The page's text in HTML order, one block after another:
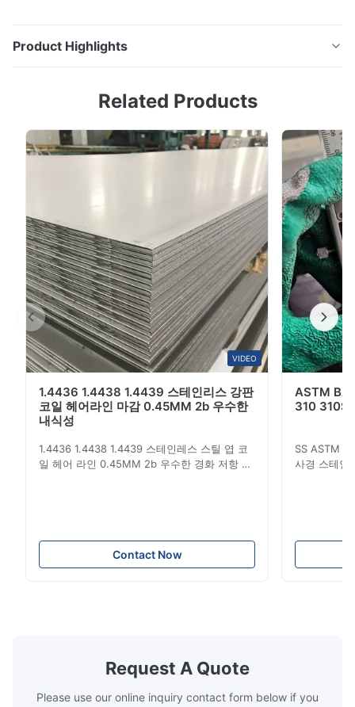
Product Highlights
장식용 엽판에 대한 고강도 제품 설명 304 스테인리스 스
다.304 스테인리스 시트는 많은 화학적 부식 물질뿐만 아
니라 산업 대기 및 해양 환경에 대한 좋은 부식 저항성을
제공합니다.. 304 스테인리스 시트 작업 시 가벼운 자기성
이 될 수 있으며 열 처리 할 수 없습니다. 제품 이름 냉
laminated AISI 304 스테인리스 스틸 장판 0.3mm 두께와
다른 표면 처리 서비스 굽기, 용접, 굽기, 펀칭, 절...
Related Products
VIDEO
1.4436 1.4438 1.4439 스테인리스 강판
코일 헤어라인 마감 0.45MM 2b 우수한
내식성
1.4436 1.4438 1.4439 스테인레스 스틸 엽 코
일 헤어 라인 0.45MM 2b 우수한 경화 저항 스
성. 중공업 및 경공업, 일상 생활용품 산업 및
건축 장식 산업에서 사용됩니다. 1. 스테인레스
스틸에는 다양한 등급이 있습니다.각기 다른 강
Contact Now
ASTM BA
310 310S
SS ASTM
사경 스테인
슬릿 에지
Request A Quote
Please use our online inquiry contact form below if you